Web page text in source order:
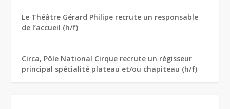
Le Théâtre Gérard Philipe recrute un responsable
de l’accueil (h/f)
Circa, Pôle National Cirque recrute un régisseur
principal spécialité plateau et/ou chapiteau (h/f)